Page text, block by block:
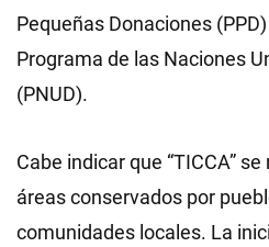
Pequeñas Donaciones
Programa de las Naciones
(PNUD).
Cabe indicar que “TICCA”
áreas conservados por
comunidades locales. La